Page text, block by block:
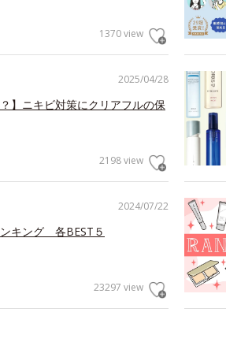
1370 view
2025/04/28
】ニキビ対策にクリアフルの保
2198 view
2024/07/22
キング 各BEST５
23297 view